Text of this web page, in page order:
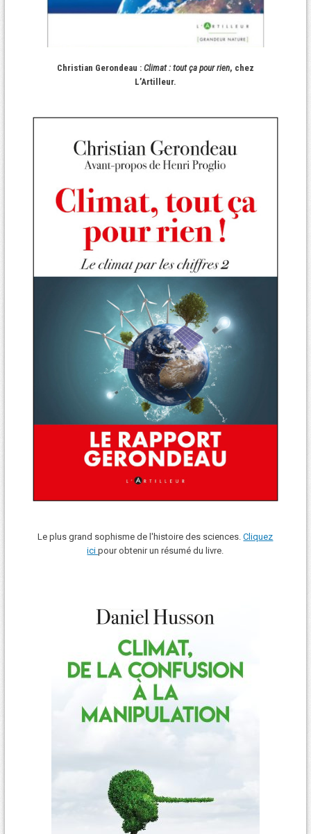
Christian Gerondeau : Climat : tout ça pour rien, chez
L’Artilleur.
Le plus grand sophisme de l'histoire des sciences.Cliquez
icipour obtenir un résumé du livre.